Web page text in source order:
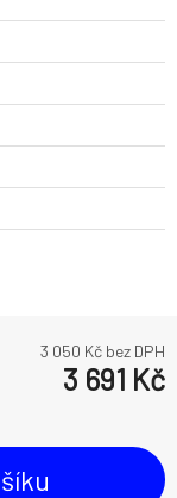
3 050 Kč bez DPH
3 691 Kč